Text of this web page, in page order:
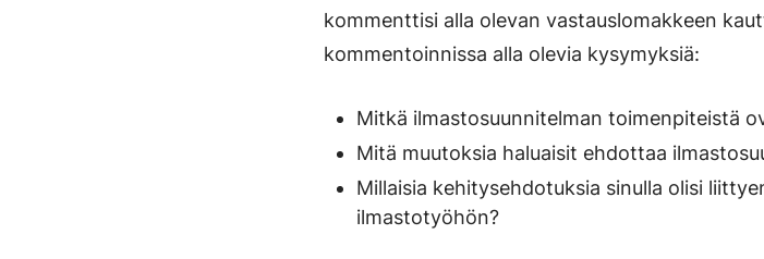
kommenttisi alla olevan vastauslomakkeen
kommentoinnissa alla olevia kysymyksiä:
Mitkä ilmastosuunnitelman toimenpiteistä
Mitä muutoksia haluaisit ehdottaa
Millaisia kehitysehdotuksia sinulla olisi
ilmastotyöhön?